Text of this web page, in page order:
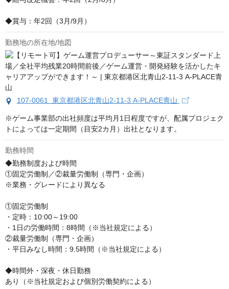
◆賞与：年2回（3月/9月）
勤務地の所在地/地図
107-0061 東京都港区北青山2-11-3 A-PLACE青山
※ゲーム事業部の出社頻度は平均月1日程度ですが、配属プロジェク
トによっては一定期間（目安2カ月）出社となります。
勤務時間
◆勤務制度および時間
①固定労働制／②裁量労働制（専門・企画）
※業務・グレードにより異なる
①固定労働制
・定時：10:00～19:00
・1日の労働時間：8時間（※当社規定による）
②裁量労働制（専門・企画）
・平日みなし時間：9.5時間（※当社規定による）
◆時間外・深夜・休日勤務
あり（※当社規定および個別労働契約による）